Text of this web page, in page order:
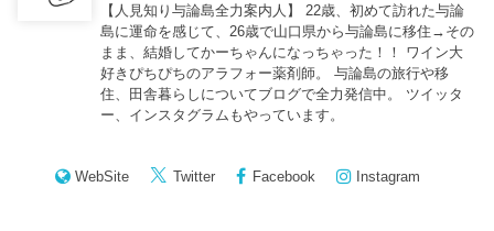
【人見知り与論島全力案内人】 22歳、初めて訪れた与論
島に運命を感じて、26歳で山口県から与論島に移住→その
まま、結婚してかーちゃんになっちゃった！！ ワイン大
好きぴちぴちのアラフォー薬剤師。 与論島の旅行や移
住、田舎暮らしについてブログで全力発信中。 ツイッタ
ー、インスタグラムもやっています。
WebSite Twitter Facebook Instagram